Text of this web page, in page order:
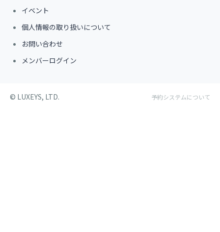
イベント
個人情報の取り扱いについて
お問い合わせ
メンバーログイン
©︎ LUXEYS, LTD. 予約システムについて